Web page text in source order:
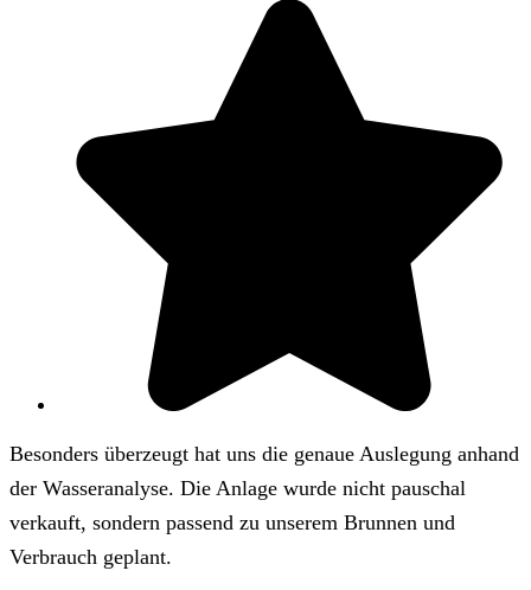
Besonders überzeugt hat uns die genaue Auslegung anhand
der Wasseranalyse. Die Anlage wurde nicht pauschal
verkauft, sondern passend zu unserem Brunnen und
Verbrauch geplant.